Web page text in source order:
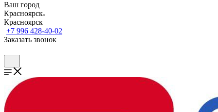
Ваш город
Красноярск
Красноярск
+7 996 428-40-02
Заказать звонок